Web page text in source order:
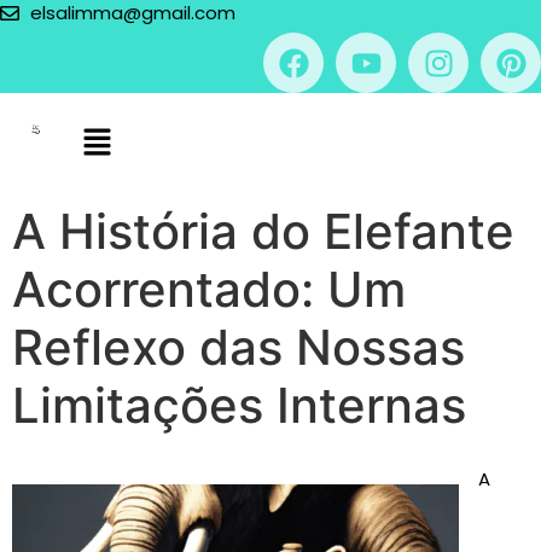
elsalimma@gmail.com
A História do Elefante
Acorrentado: Um
Reflexo das Nossas
Limitações Internas
A